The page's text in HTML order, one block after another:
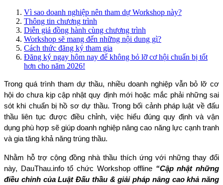
Vì sao doanh nghiệp nên tham dự Workshop này?
Thông tin chương trình
Diễn giả đồng hành cùng chương trình
Workshop sẽ mang đến những nội dung gì?
Cách thức đăng ký tham gia
Đăng ký ngay hôm nay để không bỏ lỡ cơ hội chuẩn bị tốt
hơn cho năm 2026!
Trong quá trình tham dự thầu, nhiều doanh nghiệp vẫn bỏ lỡ cơ
hội do chưa kịp cập nhật quy định mới hoặc mắc phải những sai
sót khi chuẩn bị hồ sơ dự thầu. Trong bối cảnh pháp luật về đấu
thầu liên tục được điều chỉnh, việc hiểu đúng quy định và vận
dụng phù hợp sẽ giúp doanh nghiệp nâng cao năng lực cạnh tranh
và gia tăng khả năng trúng thầu.
Nhằm hỗ trợ cộng đồng nhà thầu thích ứng với những thay đổi
này, DauThau.info tổ chức Workshop offline “Cập nhật những
điều chỉnh của Luật Đấu thầu & giải pháp nâng cao khả năng